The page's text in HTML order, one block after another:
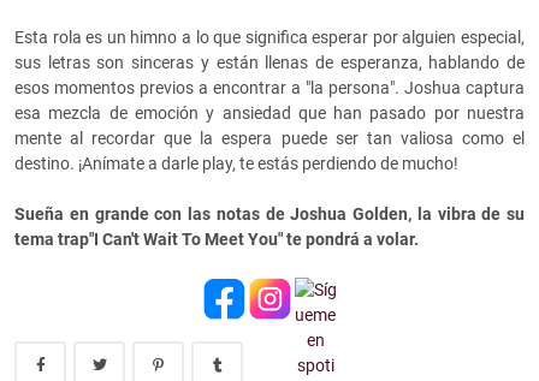
Esta rola es un himno a lo que significa esperar por alguien especial,
sus letras son sinceras y están llenas de esperanza, hablando de
esos momentos previos a encontrar a "la persona". Joshua captura
esa mezcla de emoción y ansiedad que han pasado por nuestra
mente al recordar que la espera puede ser tan valiosa como el
destino. ¡Anímate a darle play, te estás perdiendo de mucho!
Sueña en grande con las notas de Joshua Golden, la vibra de su
tema trap"I Can't Wait To Meet You" te pondrá a volar.